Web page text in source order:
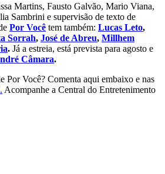
Martins, Fausto Galvão, Mario Viana,
Sambrini e supervisão de texto de
Por Você tem também: Lucas Leto,
Sorrah, José de Abreu, Millhem
. Já a estreia, está prevista para agosto e
Câmara.
Por Você? Comenta aqui embaixo e nas
Acompanhe a Central do Entretenimento